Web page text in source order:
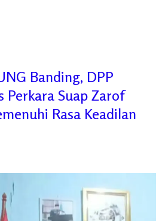
Banding, DPP
Perkara Suap Zarof
Rasa Keadilan